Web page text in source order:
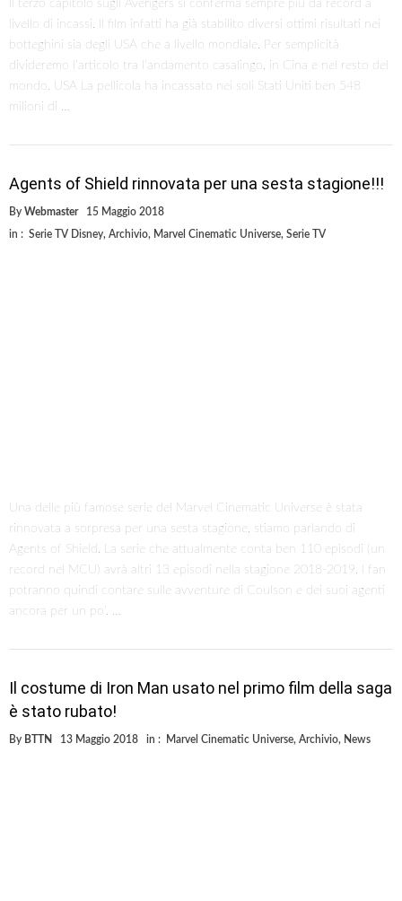
Il terzo capitolo sugli Avengers si conferma sempre più da record a
livello di incassi. Il film infatti ha già stabilito diversi ottimi risultati nei
botteghini sia degli USA che a livello mondiale. Per semplicità
divideremo l’articolo tra l’andamento casalingo, in Cina e nel resto del
mondo. USA La pellicola ha incassato nei soli Stati Uniti ben 548
milioni di …
Agents of Shield rinnovata per una sesta stagione!!!
By Webmaster 15 Maggio 2018
in : Serie TV Disney, Archivio, Marvel Cinematic Universe, Serie TV
Una delle più famose serie del Marvel Cinematic Universe è stata
rinnovata a sorpresa per una sesta stagione, stiamo parlando di
Agents of Shield. La serie che attualmente conta ben 110 episodi (un
record nel MCU) avrà altri 13 episodi nella stagione 2018-2019. I fan
potranno quindi contare sulle avventure di Coulson e dei suoi agenti
ancora per un po’. …
Il costume di Iron Man usato nel primo film della saga
è stato rubato!
By BTTN 13 Maggio 2018 in : Marvel Cinematic Universe, Archivio, News